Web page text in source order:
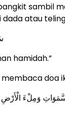
sambil
atau
hamidah.”
membaca doa
وَمِلْءَ